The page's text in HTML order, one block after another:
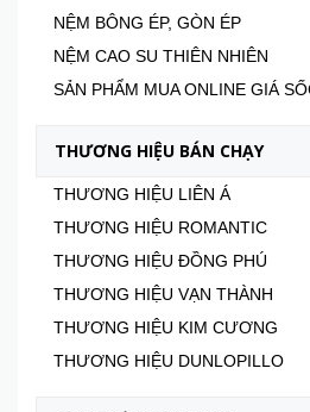
NỆM BÔNG ÉP, GÒN ÉP
NỆM CAO SU THIÊN NHIÊN
SẢN PHẨM MUA ONLINE GIÁ
THƯƠNG HIỆU BÁN CHẠY
THƯƠNG HIỆU LIÊN Á
THƯƠNG HIỆU ROMANTIC
THƯƠNG HIỆU ĐỒNG PHÚ
THƯƠNG HIỆU VẠN THÀNH
THƯƠNG HIỆU KIM CƯƠNG
THƯƠNG HIỆU DUNLOPILLO